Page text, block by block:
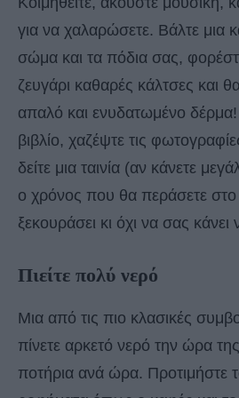
για να χαλαρώσετε. Βάλτε μια
σώμα και τα πόδια σας,
ζευγάρι καθαρές κάλτσες και
απαλό και ενυδατωμένο
βιβλίο, χαζέψτε τις
δείτε μια ταινία (αν κάνετε
ο χρόνος που θα περάσετε
ξεκουράσει κι όχι να σας κάνει
Πιείτε πολύ νερό
Μια από τις πιο κλασικές
πίνετε αρκετό νερό την ώρα
ποτήρια ανά ώρα. Προτιμήστε